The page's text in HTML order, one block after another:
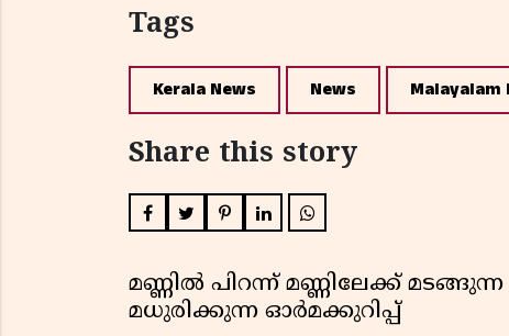
Tags
Kerala News News Malayalam
Share this story
മണ്ണിൽ പിറന്ന് മണ്ണിലേക്ക്
മധുരിക്കുന്ന ഓർമക്കുറിപ്പ്